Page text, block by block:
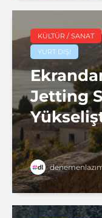
KÜLTÜR / SANAT
YURT DIŞI
Jetting